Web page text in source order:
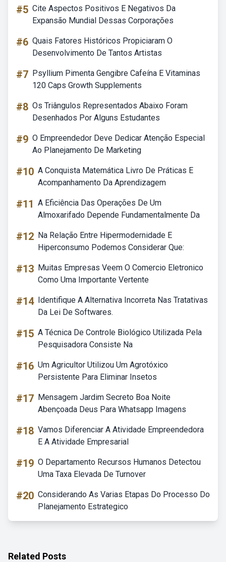
#5 Cite Aspectos Positivos E Negativos Da
Expansão Mundial Dessas Corporações
#6 Quais Fatores Históricos Propiciaram O
Desenvolvimento De Tantos Artistas
#7 Psyllium Pimenta Gengibre Cafeína E Vitaminas
120 Caps Growth Supplements
#8 Os Triângulos Representados Abaixo Foram
Desenhados Por Alguns Estudantes
#9 O Empreendedor Deve Dedicar Atenção Especial
Ao Planejamento De Marketing
#10 A Conquista Matemática Livro De Práticas E
Acompanhamento Da Aprendizagem
#11 A Eficiência Das Operações De Um
Almoxarifado Depende Fundamentalmente Da
#12 Na Relação Entre Hipermodernidade E
Hiperconsumo Podemos Considerar Que:
#13 Muitas Empresas Veem O Comercio Eletronico
Como Uma Importante Vertente
#14 Identifique A Alternativa Incorreta Nas Tratativas
Da Lei De Softwares.
#15 A Técnica De Controle Biológico Utilizada Pela
Pesquisadora Consiste Na
#16 Um Agricultor Utilizou Um Agrotóxico
Persistente Para Eliminar Insetos
#17 Mensagem Jardim Secreto Boa Noite
Abençoada Deus Para Whatsapp Imagens
#18 Vamos Diferenciar A Atividade Empreendedora
E A Atividade Empresarial
#19 O Departamento Recursos Humanos Detectou
Uma Taxa Elevada De Turnover
#20 Considerando As Varias Etapas Do Processo Do
Planejamento Estrategico
Related Posts